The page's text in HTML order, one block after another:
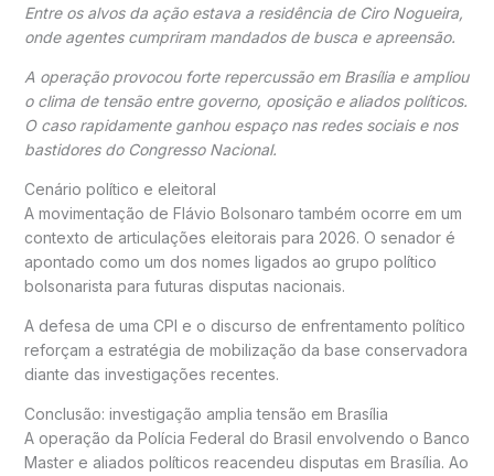
Entre os alvos da ação estava a residência de Ciro Nogueira,
onde agentes cumpriram mandados de busca e apreensão.
A operação provocou forte repercussão em Brasília e ampliou
o clima de tensão entre governo, oposição e aliados políticos.
O caso rapidamente ganhou espaço nas redes sociais e nos
bastidores do Congresso Nacional.
Cenário político e eleitoral
A movimentação de Flávio Bolsonaro também ocorre em um
contexto de articulações eleitorais para 2026. O senador é
apontado como um dos nomes ligados ao grupo político
bolsonarista para futuras disputas nacionais.
A defesa de uma CPI e o discurso de enfrentamento político
reforçam a estratégia de mobilização da base conservadora
diante das investigações recentes.
Conclusão: investigação amplia tensão em Brasília
A operação da Polícia Federal do Brasil envolvendo o Banco
Master e aliados políticos reacendeu disputas em Brasília. Ao